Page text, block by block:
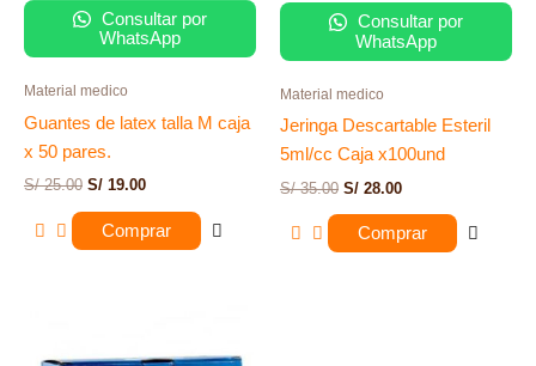
Consultar por
WhatsApp
Material medico
Guantes de latex talla M caja
x 50 pares.
S/25.00 S/ 19.00
Comprar
Consultar por
WhatsApp
Material medico
Jeringa Descartable Esteril
5ml/cc Caja x100und
S/35.00 S/ 28.00
Comprar